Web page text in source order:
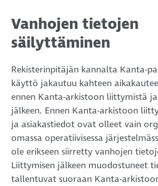
Vanhojen tietojen
säilyttäminen
Rekisterinpitäjän kannalta Kanta-
käyttö jakautuu kahteen
ennen Kanta-arkistoon liittymistä
jälkeen. Ennen Kanta-arkistoon
ja asiakastiedot ovat olleet vain
omassa operatiivisessa
ole erikseen siirretty vanhojen
Liittymisen jälkeen muodostuneet
tallentuvat suoraan Kanta-